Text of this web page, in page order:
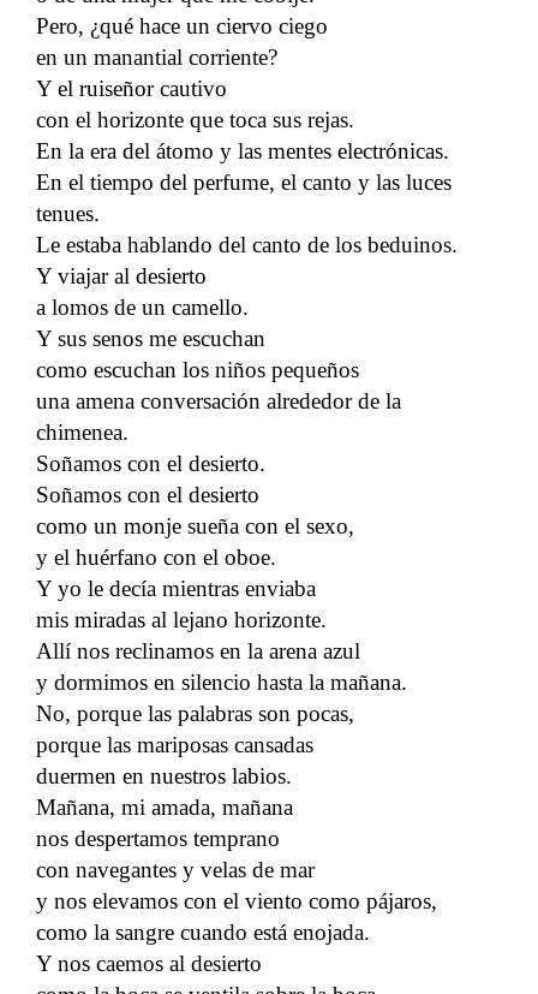
Pero, ¿qué hace un ciervo ciego
en un manantial corriente?
Y el ruiseñor cautivo
con el horizonte que toca sus rejas.
En la era del átomo y las mentes electrónicas.
En el tiempo del perfume, el canto y las luces
tenues.
Le estaba hablando del canto de los beduinos.
Y viajar al desierto
a lomos de un camello.
Y sus senos me escuchan
como escuchan los niños pequeños
una amena conversación alrededor de la
chimenea.
Soñamos con el desierto.
Soñamos con el desierto
como un monje sueña con el sexo,
y el huérfano con el oboe.
Y yo le decía mientras enviaba
mis miradas al lejano horizonte.
Allí nos reclinamos en la arena azul
y dormimos en silencio hasta la mañana.
No, porque las palabras son pocas,
porque las mariposas cansadas
duermen en nuestros labios.
Mañana, mi amada, mañana
nos despertamos temprano
con navegantes y velas de mar
y nos elevamos con el viento como pájaros,
como la sangre cuando está enojada.
Y nos caemos al desierto